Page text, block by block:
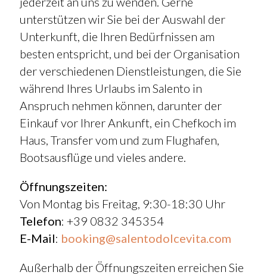
unterstützen wir Sie bei der Auswahl der
Unterkunft, die Ihren Bedürfnissen am
besten entspricht, und bei der Organisation
der verschiedenen Dienstleistungen, die Sie
während Ihres Urlaubs im Salento in
Anspruch nehmen können, darunter der
Einkauf vor Ihrer Ankunft, ein Chefkoch im
Haus, Transfer vom und zum Flughafen,
Bootsausflüge und vieles andere.
Öffnungszeiten:
Von Montag bis Freitag, 9:30-18:30 Uhr
Telefon: +39 0832 345354
E-Mail: booking@salentodolcevita.com
Außerhalb der Öffnungszeiten erreichen Sie